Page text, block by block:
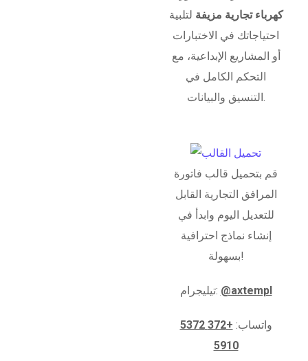
كهرباء تجارية مزيفة لتلبية
احتياجاتك في الاختبارات
أو المشاريع الإبداعية، مع
التحكم الكامل في
التنسيق والبيانات.
قم بتحميل قالب فاتورة
المرافق التجارية القابل
للتعديل اليوم وابدأ في
إنشاء نماذج احترافية
بسهولة!
تيليجرام: @axtempl
واتساب:
+372 5372
5910